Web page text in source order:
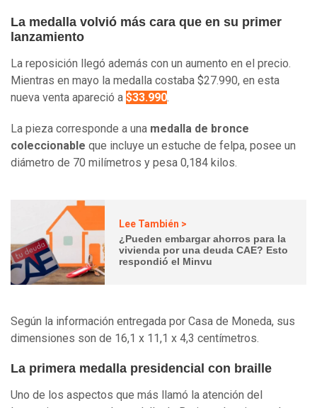
La medalla volvió más cara que en su primer
lanzamiento
La reposición llegó además con un aumento en el precio.
Mientras en mayo la medalla costaba $27.990, en esta
nueva venta apareció a $33.990.
La pieza corresponde a una medalla de bronce
coleccionable que incluye un estuche de felpa, posee un
diámetro de 70 milímetros y pesa 0,184 kilos.
Lee También >
¿Pueden embargar ahorros para la
vivienda por una deuda CAE? Esto
respondió el Minvu
Según la información entregada por Casa de Moneda, sus
dimensiones son de 16,1 x 11,1 x 4,3 centímetros.
La primera medalla presidencial con braille
Uno de los aspectos que más llamó la atención del